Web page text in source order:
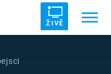
ŽIVĚ
VÁLKA